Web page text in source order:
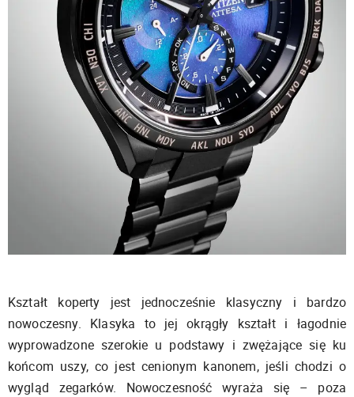
Kształt koperty jest jednocześnie klasyczny i bardzo
nowoczesny. Klasyka to jej okrągły kształt i łagodnie
wyprowadzone szerokie u podstawy i zwężające się ku
końcom uszy, co jest cenionym kanonem, jeśli chodzi o
wygląd zegarków. Nowoczesność wyraża się – poza